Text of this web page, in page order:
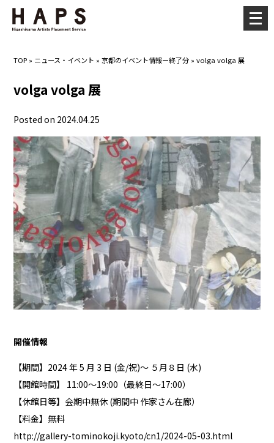
TOP » ニュース・イベント »京都のイベント情報ー終了分 »volga volga 展
volga volga 展
Posted on 2024.04.25
開催情報
【期間】2024 年 5 月 3 日 (金/祝)～ ５月８日 (水)
【開館時間】 11:00～19:00（最終日～17:00）
【休館日等】会期中無休 (期間中 作家さん在廊）
【料金】無料
http://gallery-tominokoji.kyoto/cn1/2024-05-03.html
メ
ニ
ー